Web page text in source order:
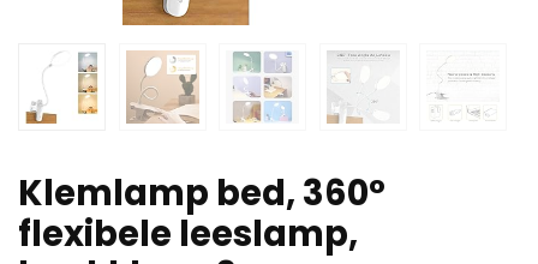
Klemlamp bed, 360°
flexibele leeslamp,